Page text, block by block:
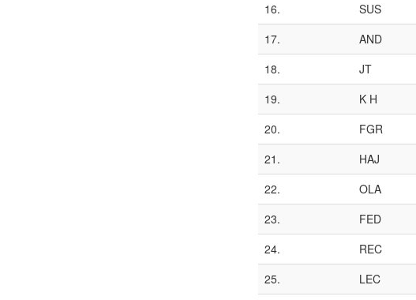
16. SUS
17. AND
18. JT
19. K H
20. FGR
21. HAJ
22. OLA
23. FED
24. REC
25. LEC